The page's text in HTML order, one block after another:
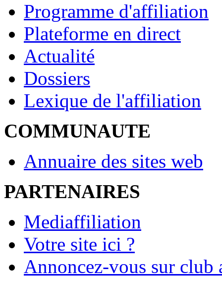
Programme d'affiliation
Plateforme en direct
Actualité
Dossiers
Lexique de l'affiliation
COMMUNAUTE
Annuaire des sites web
PARTENAIRES
Mediaffiliation
Votre site ici ?
Annoncez-vous sur